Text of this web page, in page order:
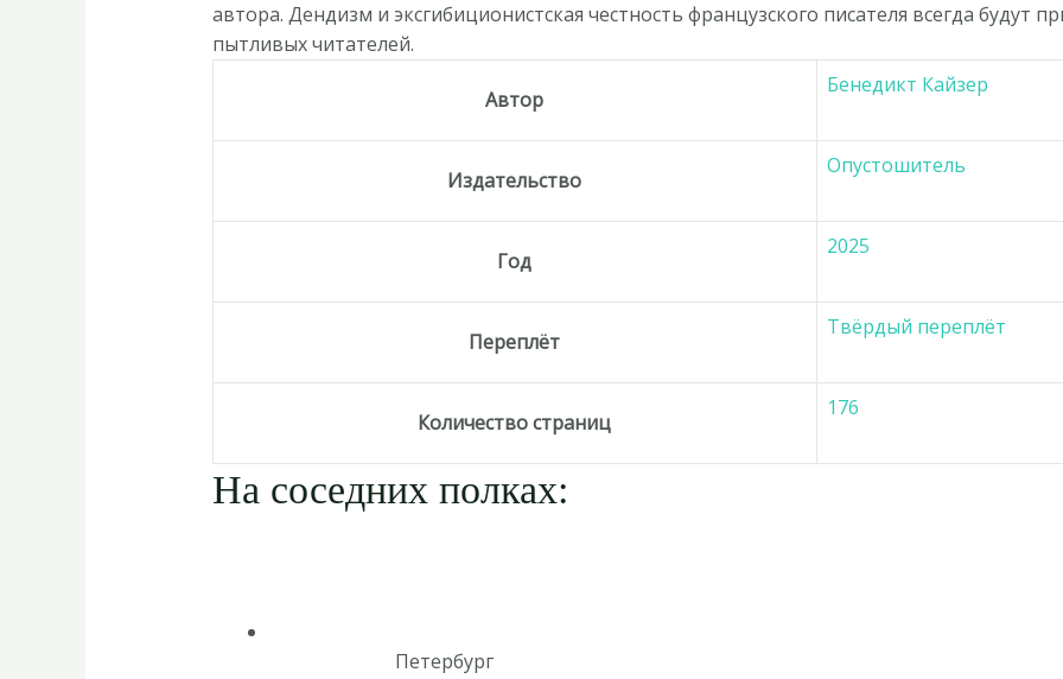
Дриё
ла
автора. Дендизм и эксгибиционистская честность французского писателя всегда будут
пытливых читателей.
Автор
Бенедикт Кайзер
Издательство
Опустошитель
Год
2025
Переплёт
Твёрдый переплёт
Количество страниц
176
На соседних полках:
Петербург